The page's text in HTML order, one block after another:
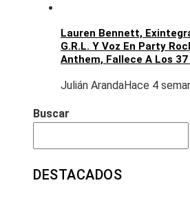
Lauren Bennett,
G.R.L. Y Voz En Party
Anthem, Fallece A Los 37
Julián ArandaHace 4
Buscar
DESTACADOS